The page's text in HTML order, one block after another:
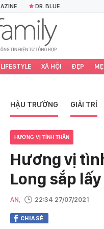
DR. BLUE
LIFESTYLE XÃ HỘI ĐẸP
HẬU TRƯỜNG GIẢI TRÍ
HƯƠNG VỊ TÌNH THÂN
Hương vị
Long sắp
AN, 22:34 27/07/2021
CHIA SẺ